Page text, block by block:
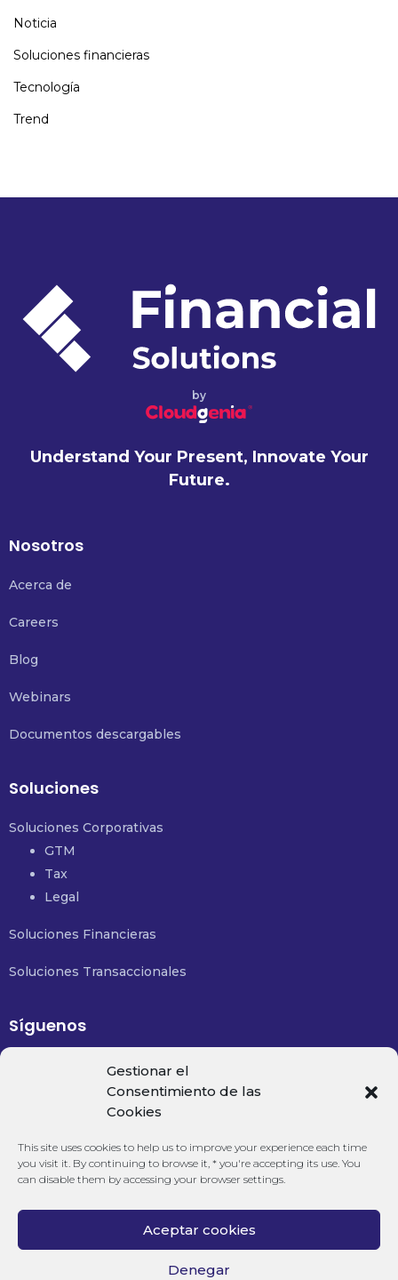
Gestionar el
Consentimiento de las
Cookies
This site uses cookies to help us to improve your experience each time
you visit it. By continuing to browse it, * you're accepting its use. You
can disable them by accessing your browser settings.
Aceptar cookies
Denegar
Noticia
Soluciones financieras
Tecnología
Trend
by
Understand Your Present, Innovate Your
Future.
Nosotros
Acerca de
Careers
Blog
Webinars
Documentos descargables
Soluciones
Soluciones Corporativas
GTM
Tax
Legal
Soluciones Financieras
Soluciones Transaccionales
Síguenos
contacto@financialsolutions.mx
+52 477 488 8350
Copyright ©2021Financial Solutions